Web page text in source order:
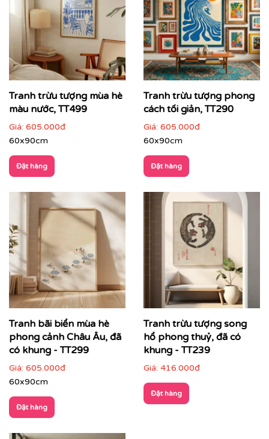
Cách phối tranh trừu tượng với nội thất & không gian
Tranh trừu tượng phù hợp với nhiều loại hình không
gian:
Phòng khách hiện đại, căn hộ cao cấp: làm điểm
nhấn trung tâm
Tranh trừu tượng mùa hè
màu nước, TT499
Giá: 605.000đ
60x90cm
Đặt hàng
Tranh trừu tượng phong
cách tối giản, TT290
Giá: 605.000đ
60x90cm
Đặt hàng
Tranh bãi biển mùa hè
phong cảnh Châu Âu, đã
có khung - TT299
Giá: 605.000đ
60x90cm
Đặt hàng
Tranh trừu tượng song
hổ phong thuỷ, đã có
khung - TT239
Giá: 416.000đ
Đặt hàng